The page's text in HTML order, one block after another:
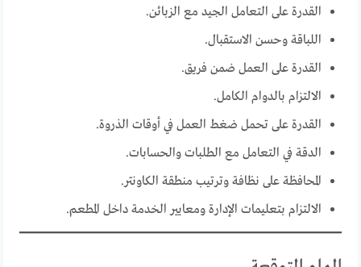
القدرة على التعامل الجيد مع الزبائن.
اللباقة وحسن الاستقبال.
القدرة على العمل ضمن فريق.
الالتزام بالدوام الكامل.
القدرة على تحمل ضغط العمل في أوقات الذروة.
الدقة في التعامل مع الطلبات والحسابات.
المحافظة على نظافة وترتيب منطقة الكاونتر.
الالتزام بتعليمات الإدارة ومعايير الخدمة داخل المطعم.